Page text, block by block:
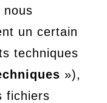
nous
un certain
techniques
»),
fichiers